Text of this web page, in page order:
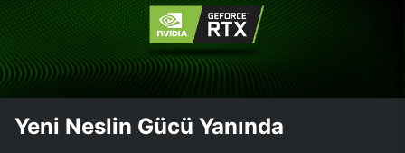
Yeni Neslin Gücü Yanında